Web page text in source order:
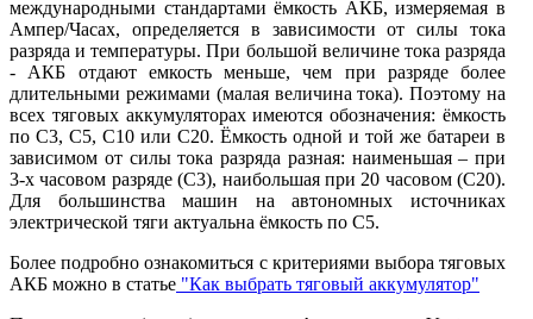
международными стандартами ёмкость АКБ, измеряемая в
Ампер/Часах, определяется в зависимости от силы тока
разряда и температуры. При большой величине тока разряда
- АКБ отдают емкость меньше, чем при разряде более
длительными режимами (малая величина тока). Поэтому на
всех тяговых аккумуляторах имеются обозначения: ёмкость
по С3, С5, С10 или С20. Ёмкость одной и той же батареи в
зависимом от силы тока разряда разная: наименьшая – при
3-х часовом разряде (С3), наибольшая при 20 часовом (С20).
Для большинства машин на автономных источниках
электрической тяги актуальна ёмкость по С5.
Более подробно ознакомиться с критериями выбора тяговых
АКБ можно в статье "Как выбрать тяговый аккумулятор"